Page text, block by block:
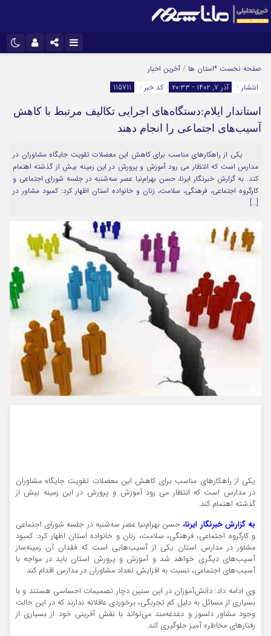
اینستاگرام
سروش
آپارات
نام کاربری یا نشانی ایمیل
رمز عبور
مرا به خاطر بسپار
صفحه نخست *استان ها / آخرین اخبار
انتشار :
آذر ۷, ۱۴۰۲ - ۲۰:۳۳ کد خبر : 115711
استاندار ایلام:دستگاه‌های اجرایی تکالیف مرتبط با کاهش
آسیب‌های اجتماعی را انجام دهند
یکی از راهکارهای مناسب برای کاهش این معضلات تقویت جایگاه مشاوران در
مدارس است که انتظار می رود آموزش و پرورش در این زمینه بیش از گذشته اهتمام
کند. به گزارش خبرنگار ایرنا، حسن بهرام‌نیا عصر سه‌شنبه در جلسه شورای اجتماعی و
کارگروه اجتماعی، فرهنگی، سلامت، زنان و خانواده استان اظهار کرد: کمبود مشاور در
[…]
یکی از راهکارهای مناسب برای کاهش این معضلات تقویت جایگاه مشاوران
در مدارس است که انتظار می رود آموزش و پرورش در این زمینه بیش از
گذشته اهتمام کند.
به گزارش خبرنگار ایرنا، حسن بهرام‌نیا عصر سه‌شنبه در جلسه شورای اجتماعی
و کارگروه اجتماعی، فرهنگی، سلامت، زنان و خانواده استان اظهار کرد: کمبود
مشاور در مدارس استان یکی از آسیب‌هایی است که فقدان آن زمینه‌ساز
آسیب‌های دیگری خواهد شد و آموزش و پرورش استان باید در مواجه با
آسیب‌های اجتماعی، نسبت به افزایش تعداد مشاوران در مدارس اقدام کند.
وی ادامه داد: دانش‌آموزان در این سنین دچار تصمیمات احساسی هستند و با
بسیاری از مسائل به دلیل کم تجربگی، برخوردی عاقلانه ندارند که در این حالت
وجود مشاور دلسوز و دغدغه‌مند می‌تواند با نقش آفرینی خود از بسیاری از
رفتارهای مخاطره آمیز جلوگیری کند.